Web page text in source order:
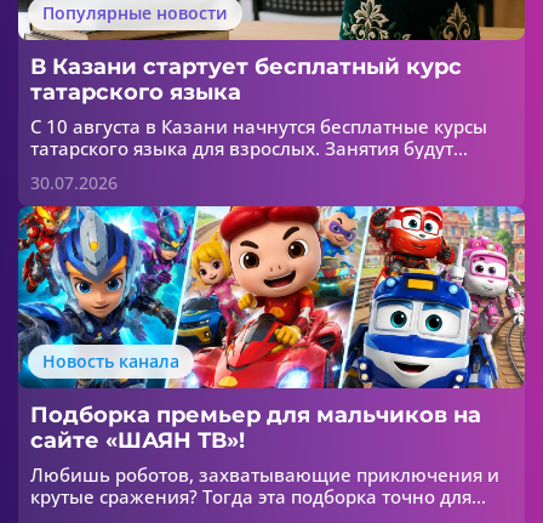
Популярные новости
В Казани стартует бесплатный курс
татарского языка
С 10 августа в Казани начнутся бесплатные курсы
татарского языка для взрослых. Занятия будут
для начинающих и для тех, кто хочет улучшить
свои знания.
30.07.2026
Новость канала
Подборка премьер для мальчиков на
сайте «ШАЯН ТВ»!
Любишь роботов, захватывающие приключения и
крутые сражения? Тогда эта подборка точно для